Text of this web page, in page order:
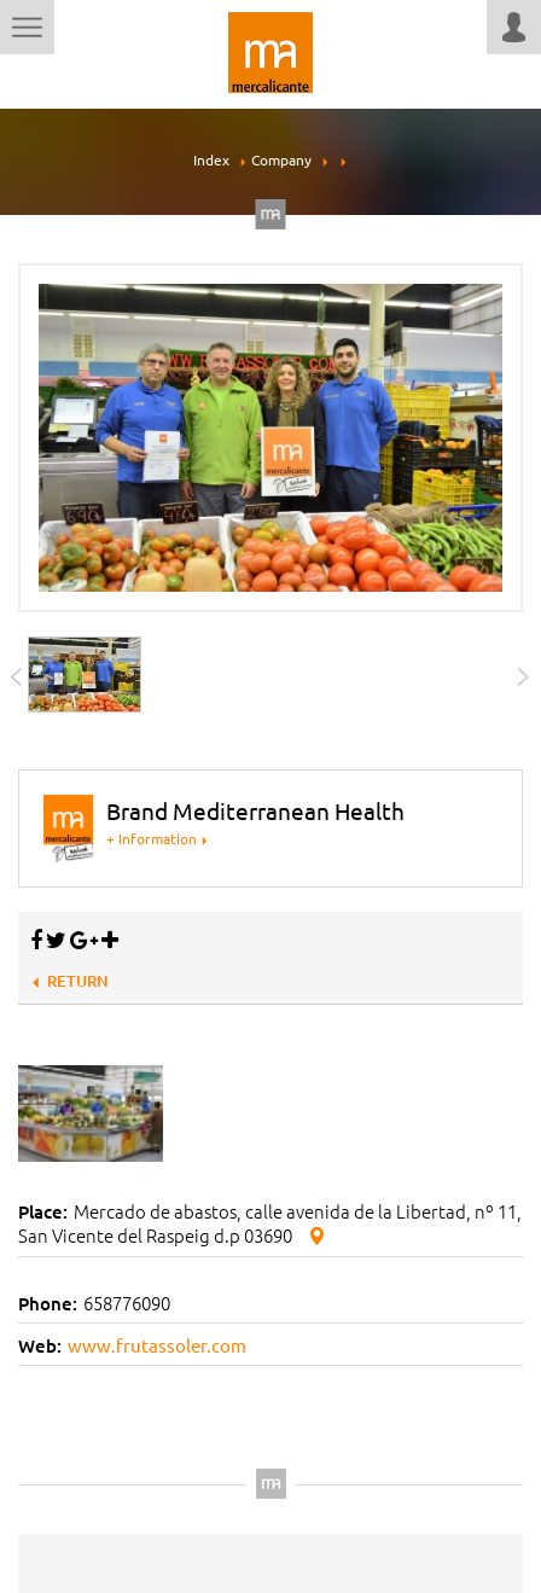
Index Company
Brand Mediterranean Health
+ Information
RETURN
Place: Mercado de abastos, calle avenida de la Libertad, nº 11,
San Vicente del Raspeig d.p 03690
Phone: 658776090
Web: www.frutassoler.com